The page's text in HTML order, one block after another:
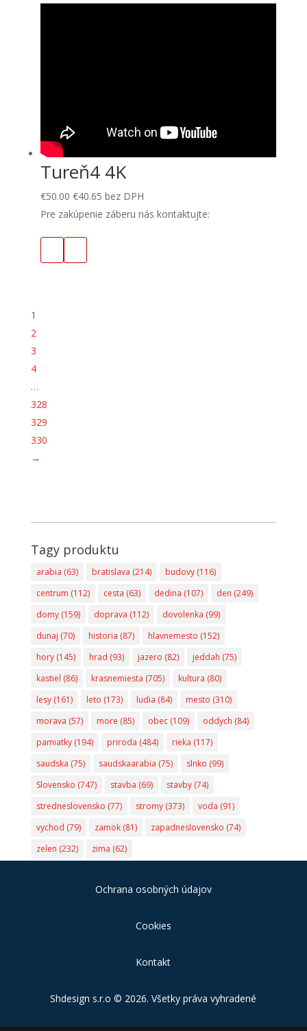
Tureň4 4K
€50.00 €40.65 bez DPH
Pre zakúpenie záberu nás kontaktujte:
1
2
3
4
…
328
329
330
→
Tagy produktu
arabia (63) bratislava (214) budovy(116)
centrum (112) cesta (63) dedina (107) den (249)
domy(159) doprava (112) dovolenka (99)
dunaj (70) historia (87) hlavnemesto (152)
hory(145) hrad (93) jazero (82) jeddah (75)
kastiel (86) krasnemiesta (705) kultura (80)
lesy(161) leto (173) ludia (84) mesto (310)
morava (57) more (85) obec(109) oddych (84)
pamiatky(194) priroda (484) rieka (117)
saudska (75) saudskaarabia (75) slnko (99)
Slovensko (747) stavba (69) stavby(74)
stredneslovensko (77) stromy(373) voda (91)
vychod (79) zamok(81) zapadneslovensko (74)
zelen (232) zima (62)
Ochrana osobných údajov
Cookies
Kontakt
Shdesign s.r.o © 2026. Všetky práva vyhradené